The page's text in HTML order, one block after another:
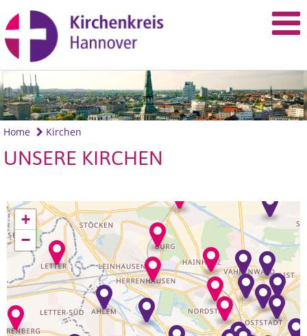
Home Kirchen
UNSERE KIRCHEN
+
−